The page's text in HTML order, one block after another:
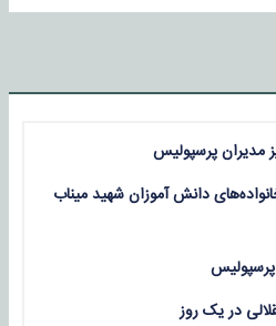
مدیران پرسپولیس
دانش آموزان شهید میناب
پرسپولیس